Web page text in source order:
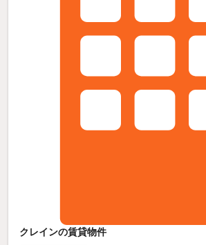
クレインの賃貸物件